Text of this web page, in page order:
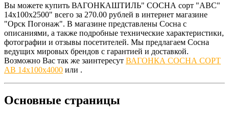
Вы можете купить ВАГОНКАШТИЛЬ" СОСНА сорт "АВС"
14х100х2500" всего за 270.00 рублей в интернет магазине
"Орск Погонаж". В магазине представлены Сосна с
описаниями, а также подробные технические характеристики,
фотографии и отзывы посетителей. Мы предлагаем Сосна
ведущих мировых брендов с гарантией и доставкой.
Возможно Вас так же заинтересут ВАГОНКА СОСНА СОРТ
АВ 14х100х4000 или .
Основные страницы